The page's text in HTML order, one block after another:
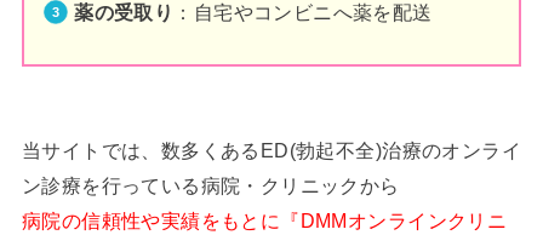
薬の受取り ：自宅やコンビニへ薬を配送
当サイトでは、数多くあるED(勃起不全)治療のオンライ
ン診療を行っている病院・クリニックから
病院の信頼性や実績をもとに『DMMオンラインクリニ